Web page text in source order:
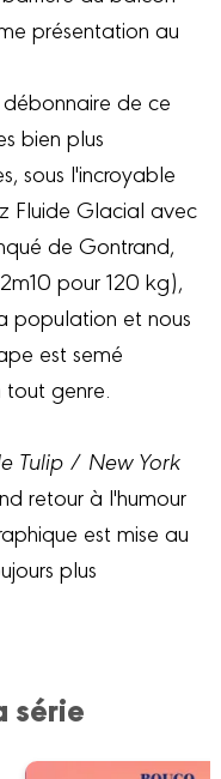
présentation au
de ce
bien plus
sous l'incroyable
Fluide Glacial avec
de Gontrand,
pour 120 kg),
population et nous
est semé
genre.
Tulip / New York
retour à l'humour
est mise au
plus
série